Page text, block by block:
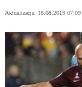
Aktualizacja: 18.08.2019 07:09